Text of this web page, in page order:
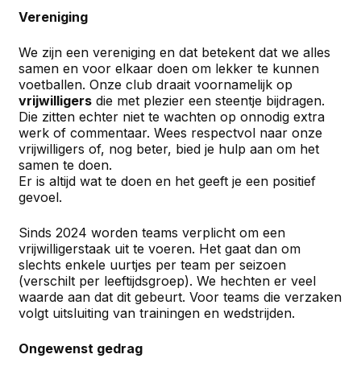
Vereniging
We zijn een vereniging en dat betekent dat we alles
samen en voor elkaar doen om lekker te kunnen
voetballen. Onze club draait voornamelijk op
vrijwilligers die met plezier een steentje bijdragen.
Die zitten echter niet te wachten op onnodig extra
werk of commentaar. Wees respectvol naar onze
vrijwilligers of, nog beter, bied je hulp aan om het
samen te doen.
Er is altijd wat te doen en het geeft je een positief
gevoel.
Sinds 2024 worden teams verplicht om een
vrijwilligerstaak uit te voeren. Het gaat dan om
slechts enkele uurtjes per team per seizoen
(verschilt per leeftijdsgroep). We hechten er veel
waarde aan dat dit gebeurt. Voor teams die verzaken
volgt uitsluiting van trainingen en wedstrijden.
Ongewenst gedrag